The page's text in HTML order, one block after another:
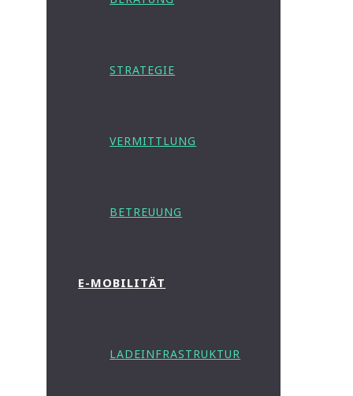
STRATEGIE
VERMITTLUNG
BETREUUNG
E-MOBILITÄT
LADEINFRASTRUKTUR